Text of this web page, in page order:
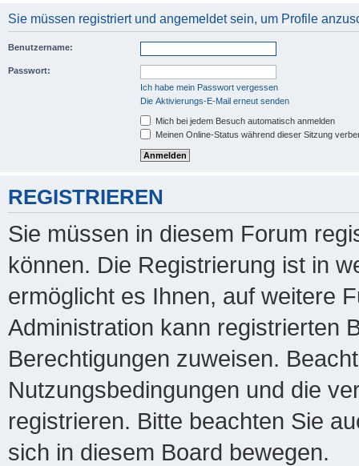
Sie müssen registriert und angemeldet sein, um Profile
Benutzername:
Passwort:
Ich habe mein Passwort vergessen
Die Aktivierungs-E-Mail erneut senden
Mich bei jedem Besuch automatisch anmelden
Meinen Online-Status während dieser Sitzung
REGISTRIEREN
Sie müssen in diesem Forum
können. Die Registrierung ist in
ermöglicht es Ihnen, auf weitere
Administration kann registrierten
Berechtigungen zuweisen.
Nutzungsbedingungen und die
registrieren. Bitte beachten Sie
sich in diesem Board bewegen.